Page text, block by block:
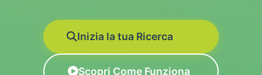
Inizia la tua Ricerca
Scopri Come Funziona